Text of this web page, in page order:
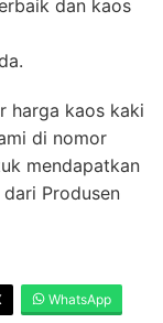
dan kaos
harga kaos kaki
di nomor
mendapatkan
Produsen
WhatsApp